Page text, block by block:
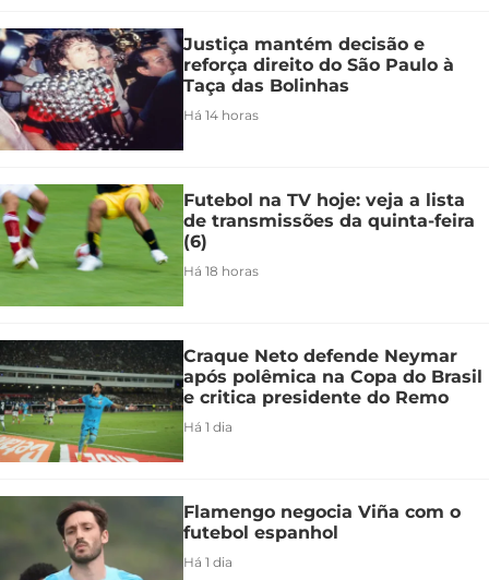
Justiça mantém decisão e
reforça direito do São Paulo à
Taça das Bolinhas
Há 14 horas
Futebol na TV hoje: veja a lista
de transmissões da quinta-feira
(6)
Há 18 horas
Craque Neto defende Neymar
após polêmica na Copa do Brasil
e critica presidente do Remo
Há 1 dia
Flamengo negocia Viña com o
futebol espanhol
Há 1 dia